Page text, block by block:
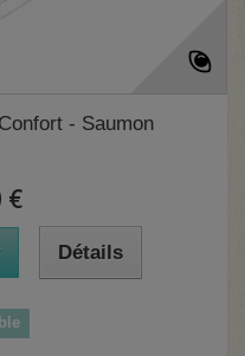
- Saumon
€
Détails